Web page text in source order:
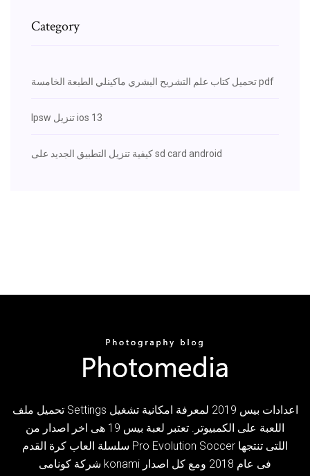
Category
تحميل كتاب علم التشريح البشري ماكينلي الطبعة الخامسة pdf
Ipsw تنزيل ios 13
كيفية تنزيل التطبيق الجديد على sd card android
تحميل ملف Settings اعدادات بيس 2019 لمعرفة امكانية تشغيل
اللعبة على الكمبيوتر. تعتبر لعبة بيس 19 هى اخر اصدار من
سلسلة العاب كرة القدم Pro Evolution Soccer اللتى تنتجها
شركة كونامى konami فى عام 2018 ومع كل اصدار